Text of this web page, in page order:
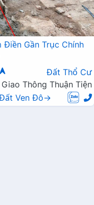
Điền Gần Trục Chính
Đất Thổ Cư
Thông Thuận Tiện
Ven Đô→